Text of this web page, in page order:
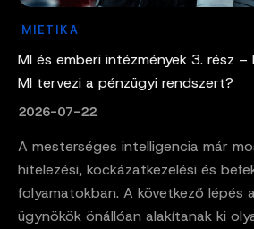
MIETIKA
MI és emberi intézmények 3. rész
MI tervezi a pénzügyi rendszert?
2026-07-22
A mesterséges intelligencia már
hitelezési, kockázatkezelési és
folyamatokban. A következő lépés
ügynökök önállóan alakítanak ki